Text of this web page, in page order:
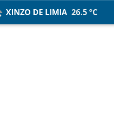
XINZO DE LIMIA 26.5 °C